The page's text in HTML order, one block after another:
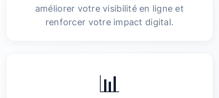
améliorer votre visibilité en ligne et
renforcer votre impact digital.
📊